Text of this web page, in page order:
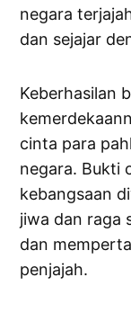
negara
dan sejajar
Keberhasilan
cinta para
negara. Bukti
kebangsaan
jiwa dan raga
dan
penjajah.